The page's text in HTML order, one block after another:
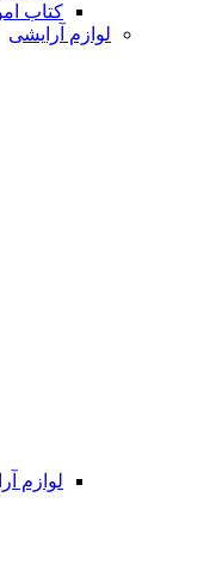
کتاب
لوازم آرایشی
لوازم